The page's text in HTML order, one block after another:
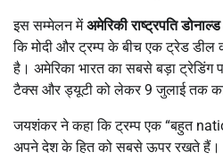
इस सम्मेलन मेंअमेरिकी राष्ट्रपति
कि मोदी और ट्रम्प के बीच एक ट्रेड
है। अमेरिका भारत का सबसे बड़ा ट्रेडिंग
टैक्स और ड्यूटी को लेकर 9 जुलाई तक
जयशंकर ने कहा कि ट्रम्प एक “बहुत
अपने देश के हित को सबसे ऊपर रखते हैं।